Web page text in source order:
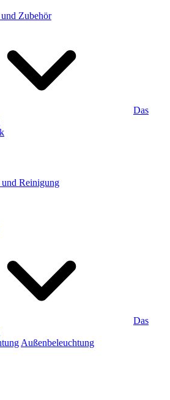
Zubehör
Das
Reinigung
Das
Außenbeleuchtung